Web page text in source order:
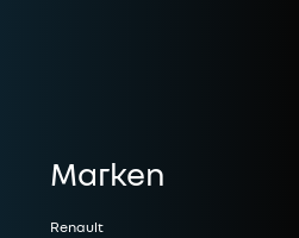
Marken
Renault